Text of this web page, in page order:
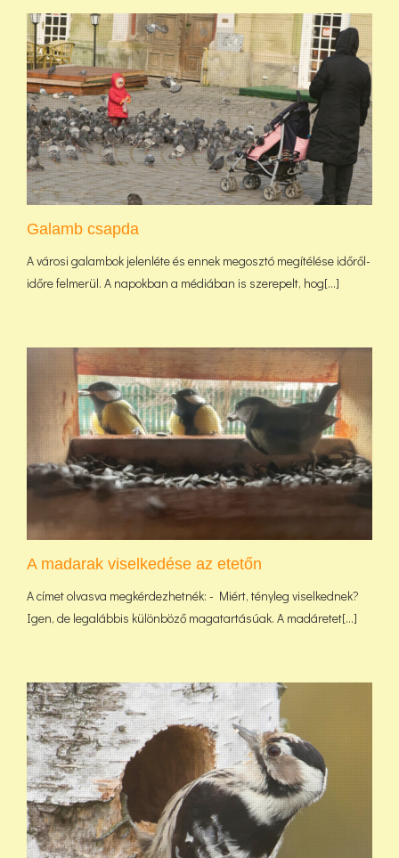
Galamb csapda
A városi galambok jelenléte és ennek megosztó megítélése időről-
időre felmerül. A napokban a médiában is szerepelt, hog[...]
A madarak viselkedése az etetőn
A címet olvasva megkérdezhetnék: - Miért, tényleg viselkednek?
Igen, de legalábbis különböző magatartásúak. A madáretet[...]